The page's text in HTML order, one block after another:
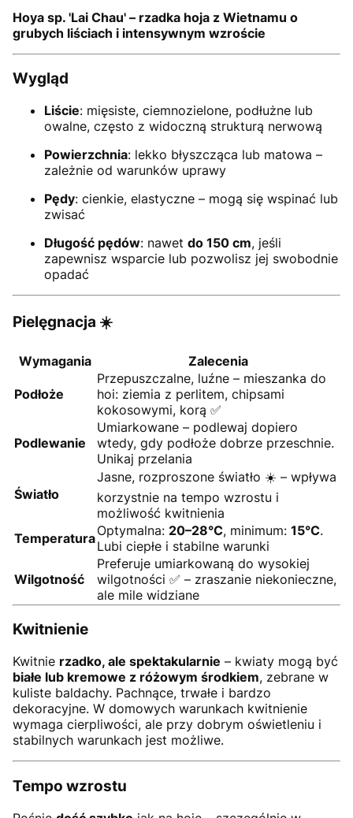
Hoya sp. 'Lai Chau' – rzadka hoja z Wietnamu o
grubych liściach i intensywnym wzroście
Wygląd
Liście: mięsiste, ciemnozielone, podłużne lub
owalne, często z widoczną strukturą nerwową
Powierzchnia: lekko błyszcząca lub matowa –
zależnie od warunków uprawy
Pędy: cienkie, elastyczne – mogą się wspinać lub
zwisać
Długość pędów: nawet do 150 cm, jeśli
zapewnisz wsparcie lub pozwolisz jej swobodnie
opadać
Pielęgnacja ☀️
Wymagania Zalecenia
Podłoże
Przepuszczalne, luźne – mieszanka do
hoi: ziemia z perlitem, chipsami
kokosowymi, korą ✅
Podlewanie
Umiarkowane – podlewaj dopiero
wtedy, gdy podłoże dobrze przeschnie.
Unikaj przelania
Światło
Jasne, rozproszone światło ☀️ – wpływa
korzystnie na tempo wzrostu i
możliwość kwitnienia
TemperaturaOptymalna: 20–28°C, minimum: 15°C.
Lubi ciepłe i stabilne warunki
Wilgotność
Preferuje umiarkowaną do wysokiej
wilgotności ✅ – zraszanie niekonieczne,
ale mile widziane
Kwitnienie
Kwitnie rzadko, ale spektakularnie – kwiaty mogą być
białe lub kremowe z różowym środkiem, zebrane w
kuliste baldachy. Pachnące, trwałe i bardzo
dekoracyjne. W domowych warunkach kwitnienie
wymaga cierpliwości, ale przy dobrym oświetleniu i
stabilnych warunkach jest możliwe.
Tempo wzrostu